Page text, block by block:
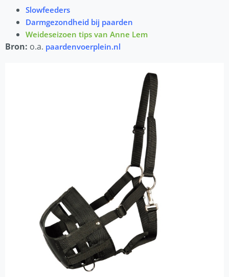
Slowfeeders
Darmgezondheid bij paarden
Weideseizoen tips van Anne Lem
Bron: o.a. paardenvoerplein.nl